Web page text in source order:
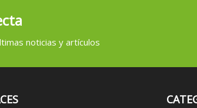
noticias y artículos